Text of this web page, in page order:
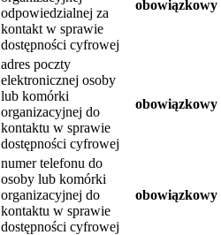
odpowiedzialnej za
kontakt w sprawie
dostępności cyfrowej
obowiązkowy
adres poczty
elektronicznej osoby
lub komórki
organizacyjnej do
kontaktu w sprawie
dostępności cyfrowej
obowiązkowy
numer telefonu do
osoby lub komórki
organizacyjnej do
kontaktu w sprawie
dostępności cyfrowej
obowiązkowy